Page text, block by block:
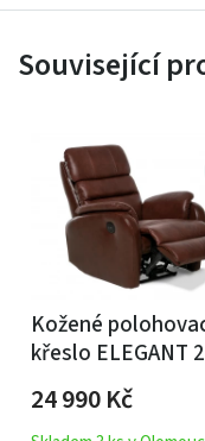
Související
Kožené
křeslo ELEGANT 2
24 990Kč